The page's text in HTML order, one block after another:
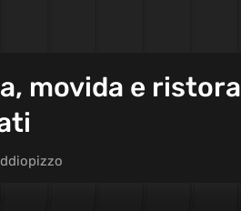
movida e